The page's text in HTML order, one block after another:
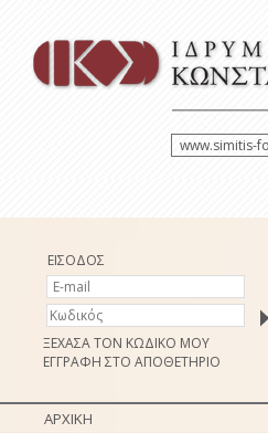
www.simitis-
ΕΙΣΟΔΟΣ
ΞΕΧΑΣΑ ΤΟΝ ΚΩΔΙΚΟ ΜΟΥ
ΕΓΓΡΑΦΗ ΣΤΟ ΑΠΟΘΕΤΗΡΙΟ
ΑΡΧΙΚΗ